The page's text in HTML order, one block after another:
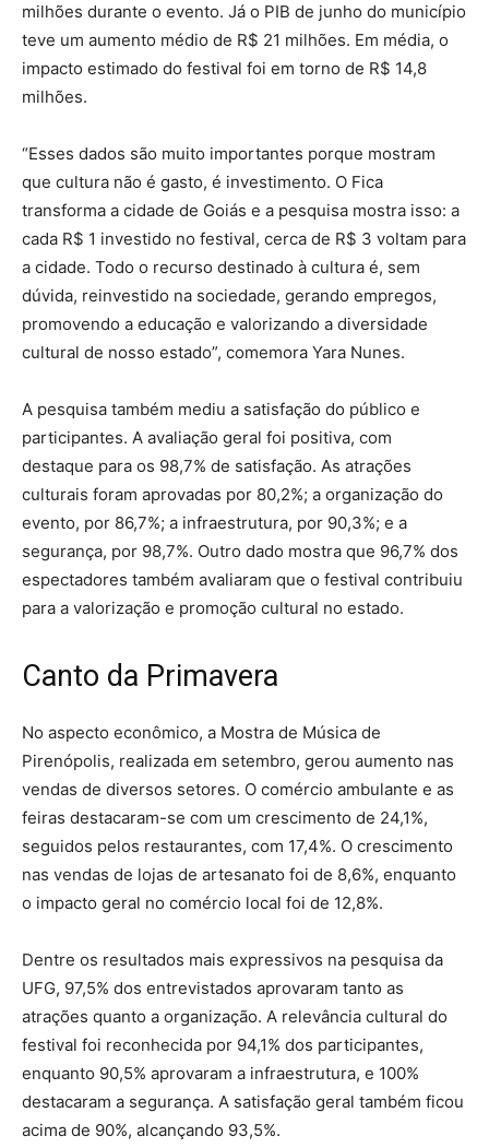
milhões durante o evento. Já o PIB de junho do município
teve um aumento médio de R$ 21 milhões. Em média, o
impacto estimado do festival foi em torno de R$ 14,8
milhões.
“Esses dados são muito importantes porque mostram
que cultura não é gasto, é investimento. O Fica
transforma a cidade de Goiás e a pesquisa mostra isso: a
cada R$ 1 investido no festival, cerca de R$ 3 voltam para
a cidade. Todo o recurso destinado à cultura é, sem
dúvida, reinvestido na sociedade, gerando empregos,
promovendo a educação e valorizando a diversidade
cultural de nosso estado”, comemora Yara Nunes.
A pesquisa também mediu a satisfação do público e
participantes. A avaliação geral foi positiva, com
destaque para os 98,7% de satisfação. As atrações
culturais foram aprovadas por 80,2%; a organização do
evento, por 86,7%; a infraestrutura, por 90,3%; e a
segurança, por 98,7%. Outro dado mostra que 96,7% dos
espectadores também avaliaram que o festival contribuiu
para a valorização e promoção cultural no estado.
Canto da Primavera
No aspecto econômico, a Mostra de Música de
Pirenópolis, realizada em setembro, gerou aumento nas
vendas de diversos setores. O comércio ambulante e as
feiras destacaram-se com um crescimento de 24,1%,
seguidos pelos restaurantes, com 17,4%. O crescimento
nas vendas de lojas de artesanato foi de 8,6%, enquanto
o impacto geral no comércio local foi de 12,8%.
Dentre os resultados mais expressivos na pesquisa da
UFG, 97,5% dos entrevistados aprovaram tanto as
atrações quanto a organização. A relevância cultural do
festival foi reconhecida por 94,1% dos participantes,
enquanto 90,5% aprovaram a infraestrutura, e 100%
destacaram a segurança. A satisfação geral também ficou
acima de 90%, alcançando 93,5%.